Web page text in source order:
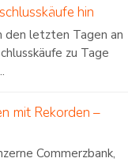
hin
den letzten Tagen an
zu Tage
mit Rekorden –
Commerzbank,